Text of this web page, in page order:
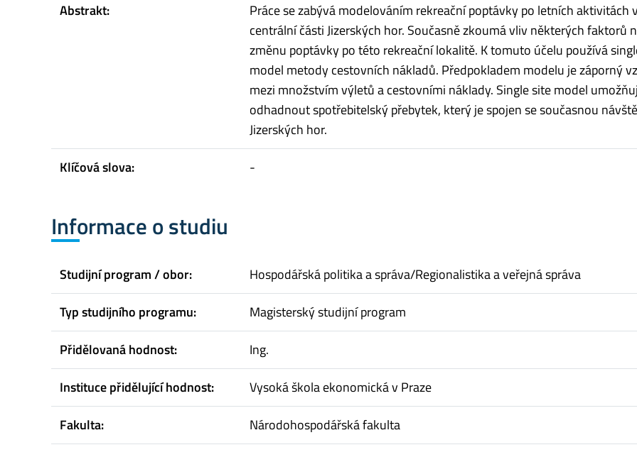
Abstrakt:
Práce se zabývá modelováním rekreační poptávky po letních aktivitách v
centrální části Jizerských hor. Současně zkoumá vliv některých faktorů
změnu poptávky po této rekreační lokalitě. K tomuto účelu používá
model metody cestovních nákladů. Předpokladem modelu je záporný
mezi množstvím výletů a cestovními náklady. Single site model
odhadnout spotřebitelský přebytek, který je spojen se současnou
Jizerských hor.
Klíčová slova:
-
Informace o studiu
Studijní program / obor:
Hospodářská politika a správa/Regionalistika a veřejná správa
Typ studijního programu:
Magisterský studijní program
Přidělovaná hodnost:
Ing.
Instituce přidělující hodnost:
Vysoká škola ekonomická v Praze
Fakulta:
Národohospodářská fakulta